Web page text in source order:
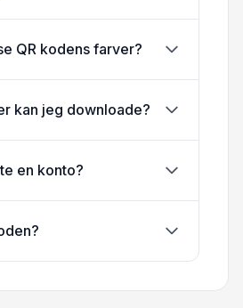
QR kodens farver?
kan jeg downloade?
en konto?